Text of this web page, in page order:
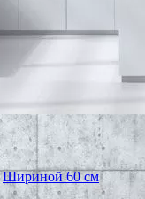
Шириной 60 см